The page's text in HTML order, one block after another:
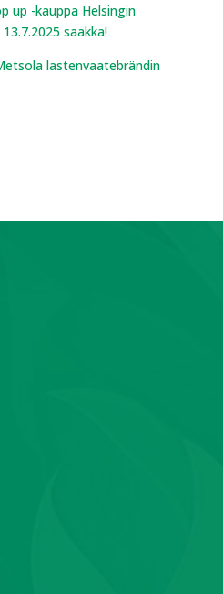
up -kauppa Helsingin
saakka!
lastenvaatebrändin